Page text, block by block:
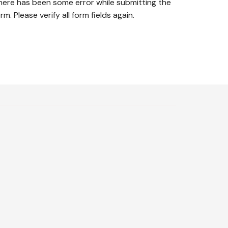
has been some error while submitting the
Please verify all form fields again.